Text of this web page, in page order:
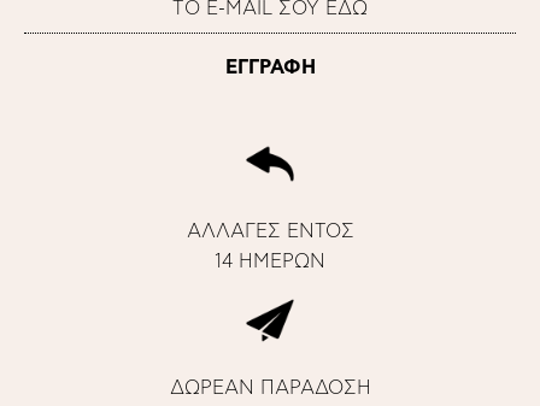
ΑΛΛΑΓΕΣ ΕΝΤΟΣ
14 ΗΜΕΡΩΝ
ΔΩΡΕΑΝ ΠΑΡΑΔΟΣΗ